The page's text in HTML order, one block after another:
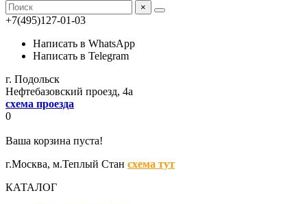
×
+7(495)127-01-03
Написать в WhatsApp
Написать в Telegram
г. Подольск
Нефтебазовский проезд, 4а
схема проезда
0
Ваша корзина пуста!
г.Москва, м.Теплый Стан схема тут
КАТАЛОГ